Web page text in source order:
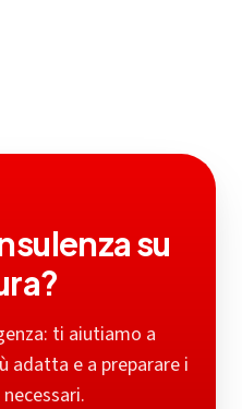
su
ti aiutiamo a
adatta e a preparare i